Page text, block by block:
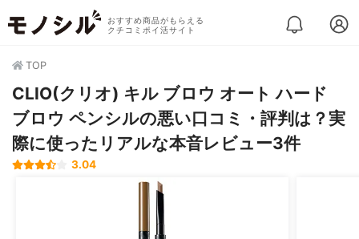
おすすめ商品がもらえる
クチコミポイ活サイト
TOP
CLIO(クリオ) キル ブロウ オート ハード
ブロウ ペンシルの悪い口コミ・評判は？実
際に使ったリアルな本音レビュー3件
3.04